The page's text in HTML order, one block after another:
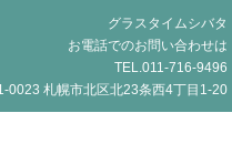
グラスタイムシバタ
お電話でのお問い合わせは
TEL.011-716-9496
0023 札幌市北区北23条西4丁目1-20